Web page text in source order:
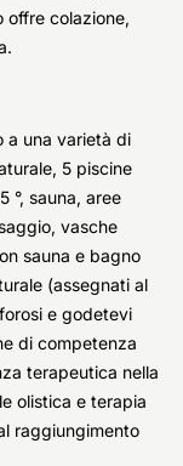
offre colazione,
a una varietà di
5 piscine
°, sauna, aree
vasche
sauna e bagno
(assegnati al
e godetevi
di competenza
terapeutica nella
olistica e terapia
raggiungimento